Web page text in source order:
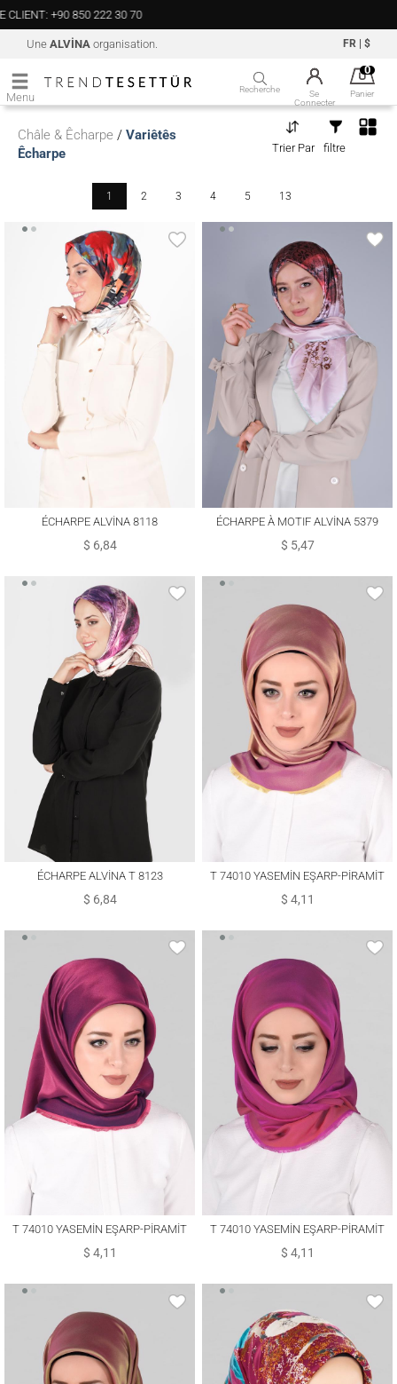
30 70
Une ALVİNA organisation. FR $
Menu
Recherche
Se
Connecter
0
Panier
Châle & Êcharpe / Variêtês
Êcharpe
filtre
Trier Par
1 2 3 4 5 13
ÉCHARPE ALVİNA 8118
$ 6,84
ÉCHARPE À MOTIF ALVİNA 5379
$ 5,47
ÉCHARPE ALVİNA T 8123
$ 6,84
T 74010 YASEMİN EŞARP-PİRAMİT
$ 4,11
T 74010 YASEMİN EŞARP-PİRAMİT
$ 4,11
T 74010 YASEMİN EŞARP-PİRAMİT
$ 4,11